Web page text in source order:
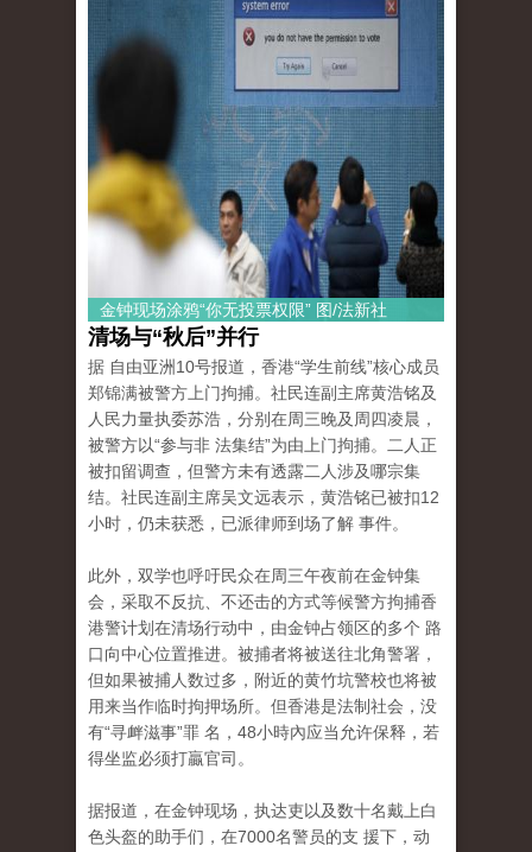
金钟现场涂鸦“你无投票权限” 图/法新社
清场与“秋后”并行
据 自由亚洲10号报道，香港“学生前线”核心成员
郑锦满被警方上门拘捕。社民连副主席黄浩铭及
人民力量执委苏浩，分别在周三晚及周四凌晨，
被警方以“参与非 法集结”为由上门拘捕。二人正
被扣留调查，但警方未有透露二人涉及哪宗集
结。社民连副主席吴文远表示，黄浩铭已被扣12
小时，仍未获悉，已派律师到场了解 事件。
此外，双学也呼吁民众在周三午夜前在金钟集
会，采取不反抗、不还击的方式等候警方拘捕香
港警计划在清场行动中，由金钟占领区的多个 路
口向中心位置推进。被捕者将被送往北角警署，
但如果被捕人数过多，附近的黄竹坑警校也将被
用来当作临时拘押场所。但香港是法制社会，没
有“寻衅滋事”罪 名，48小時內应当允许保释，若
得坐监必须打贏官司。
据报道，在金钟现场，执达吏以及数十名戴上白
色头盔的助手们，在7000名警员的支 援下，动